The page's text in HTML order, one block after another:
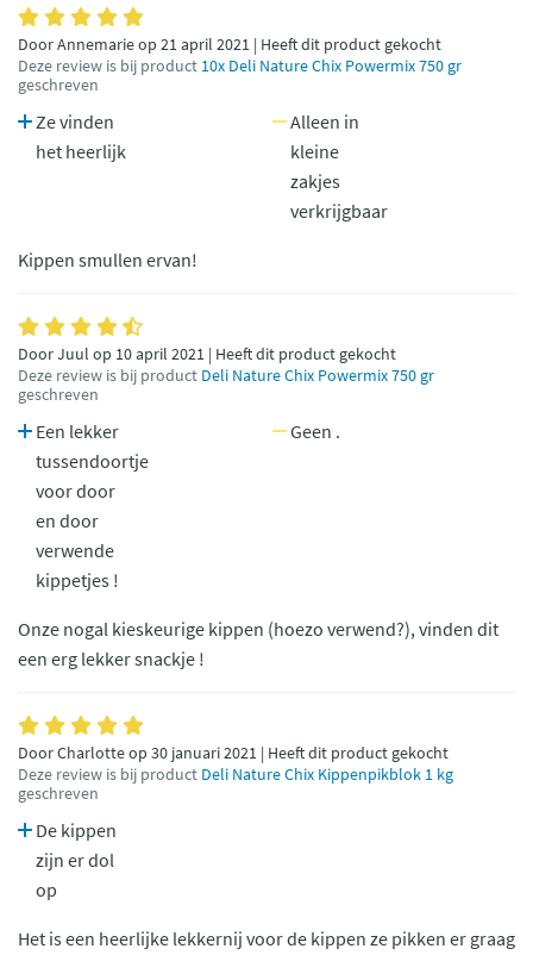
Door Annemarie op 21 april 2021 | Heeft dit product gekocht
Deze review is bij product 10x Deli Nature Chix Powermix 750 gr
geschreven
Ze vinden
het heerlijk
Alleen in
kleine
zakjes
verkrijgbaar
Kippen smullen ervan!
Door Juul op 10 april 2021 | Heeft dit product gekocht
Deze review is bij product Deli Nature Chix Powermix 750 gr
geschreven
Een lekker
tussendoortje
voor door
en door
verwende
kippetjes !
Geen .
Onze nogal kieskeurige kippen (hoezo verwend?), vinden dit
een erg lekker snackje !
Door Charlotte op 30 januari 2021 | Heeft dit product gekocht
Deze review is bij product Deli Nature Chix Kippenpikblok 1 kg
geschreven
De kippen
zijn er dol
op
Het is een heerlijke lekkernij voor de kippen ze pikken er graag